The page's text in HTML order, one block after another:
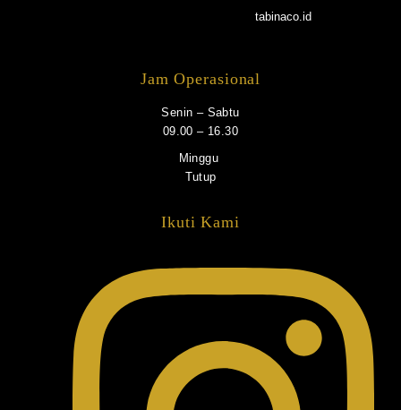
tabinaco.id
Jam Operasional
Senin – Sabtu
09.00 – 16.30
Minggu
Tutup
Ikuti Kami